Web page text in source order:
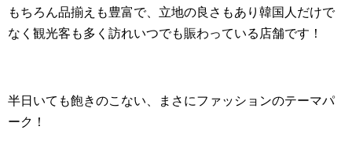
もちろん品揃えも豊富で、立地の良さもあり韓国人だけで
なく観光客も多く訪れいつでも賑わっている店舗です！
半日いても飽きのこない、まさにファッションのテーマパ
ーク！